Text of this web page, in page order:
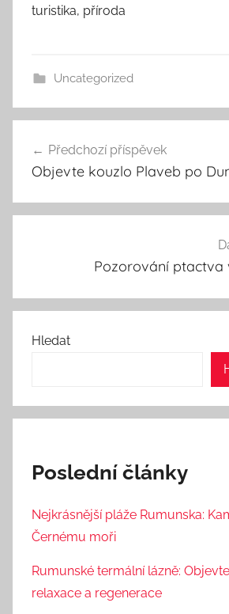
turistika, příroda
Uncategorized
pro
Předchozí příspěvek
Objevte kouzlo Plaveb po
Pozorování ptactva
Hledat
Poslední články
Nejkrásnější pláže Rumunska:
Černému moři
Rumunské termální lázně:
relaxace a regenerace